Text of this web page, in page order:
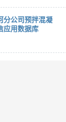
分公司预拌混凝
应用数据库